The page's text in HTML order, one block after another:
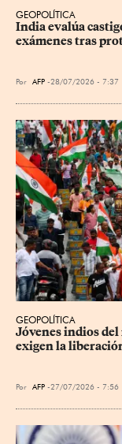
GEOPOLÍTICA
India evalúa
exámenes tras
Por AFP 28/07/2026 - 7:37
GEOPOLÍTICA
Jóvenes indios
exigen la
Por AFP 27/07/2026 - 7:56